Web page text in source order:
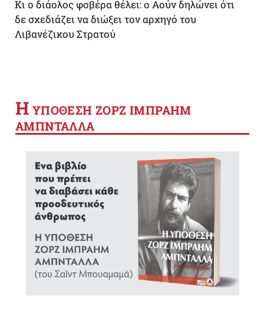
Κι ο διάολος φοβέρα θέλει: ο Αούν δηλώνει ότι
δε σχεδιάζει να διώξει τον αρχηγό του
Λιβανέζικου Στρατού
Η YΠΟΘΕΣΗ ΖΟΡΖ ΙΜΠΡΑΗΜ
ΑΜΠΝΤΑΛΛΑ